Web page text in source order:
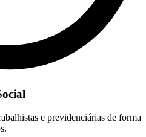
e previdenciárias de forma